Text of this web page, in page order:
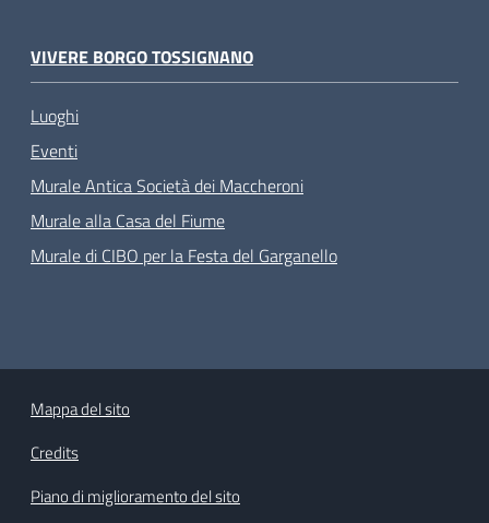
VIVERE BORGO TOSSIGNANO
Luoghi
Eventi
Murale Antica Società dei Maccheroni
Murale alla Casa del Fiume
Murale di CIBO per la Festa del Garganello
Mappa del sito
Credits
Piano di miglioramento del sito